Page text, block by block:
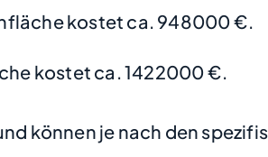
kostet ca. 948000 €.
kostet ca. 1422000 €.
können je nach den